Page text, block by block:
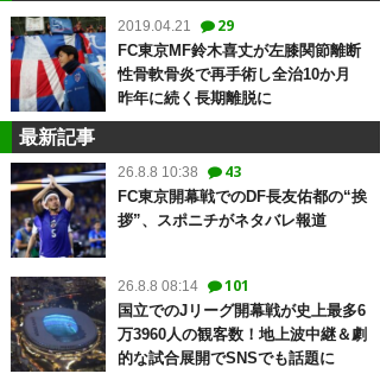
2019.04.21 29
FC東京MF鈴木喜丈が左膝関節離断
性骨軟骨炎で再手術し全治10か月
昨年に続く長期離脱に
最新記事
26.8.8 10:38 43
FC東京開幕戦でのDF長友佑都の“挨
拶”、スポニチがネタバレ報道
26.8.8 08:14 101
国立でのJリーグ開幕戦が史上最多6
万3960人の観客数！地上波中継＆劇
的な試合展開でSNSでも話題に